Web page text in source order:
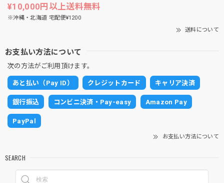
¥10,000円以上送料無料
※沖縄・北海道 宅配便¥1200
送料について
お支払い方法について
次の方法がご利用頂けます。
あと払い（Pay ID） クレジットカード キャリア決済
銀行振込 コンビニ決済・Pay-easy Amazon Pay
PayPal
お支払い方法について
SEARCH